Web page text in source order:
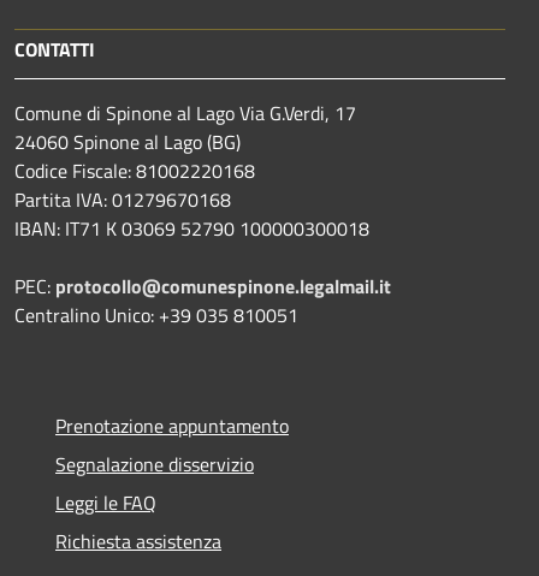
CONTATTI
Comune di Spinone al Lago Via G.Verdi, 17
24060 Spinone al Lago (BG)
Codice Fiscale: 81002220168
Partita IVA: 01279670168
IBAN: IT71 K 03069 52790 100000300018
PEC: protocollo@comunespinone.legalmail.it
Centralino Unico: +39 035 810051
Prenotazione appuntamento
Segnalazione disservizio
Leggi le FAQ
Richiesta assistenza